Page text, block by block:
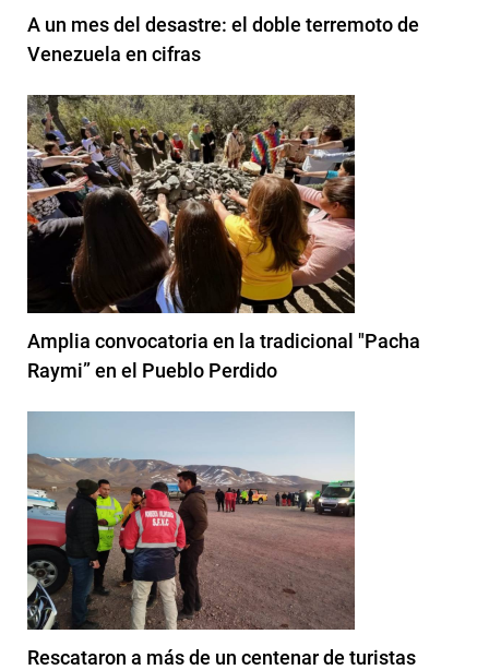
A un mes del desastre: el doble terremoto de
Venezuela en cifras
Amplia convocatoria en la tradicional "Pacha
Raymi” en el Pueblo Perdido
Rescataron a más de un centenar de turistas